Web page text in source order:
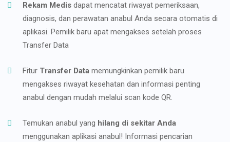
Rekam Medis dapat mencatat riwayat pemeriksaan,
diagnosis, dan perawatan anabul Anda secara otomatis di
aplikasi. Pemilik baru apat mengakses setelah proses
Transfer Data
Fitur Transfer Data memungkinkan pemilik baru
mengakses riwayat kesehatan dan informasi penting
anabul dengan mudah melalui scan kode QR.
Temukan anabul yang hilang di sekitar Anda
menggunakan aplikasi anabul! Informasi pencarian